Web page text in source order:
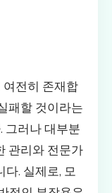
전히 존재합
패할 것이라는
그러나 대부분
관리와 전문가
. 실제로, 모